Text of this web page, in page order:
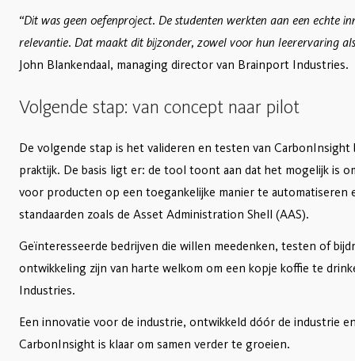
“Dit was geen oefenproject. De studenten werkten aan een echte
relevantie. Dat maakt dit bijzonder, zowel voor hun leerervaring
John Blankendaal, managing director van Brainport Industries.
Volgende stap: van concept naar pilot
De volgende stap is het valideren en testen van CarbonInsight
praktijk. De basis ligt er: de tool toont aan dat het mogelijk is
voor producten op een toegankelijke manier te automatiseren
standaarden zoals de Asset Administration Shell (AAS).
Geïnteresseerde bedrijven die willen meedenken, testen of
ontwikkeling zijn van harte welkom om een kopje koffie te
Industries.
Een innovatie voor de industrie, ontwikkeld dóór de industrie
CarbonInsight is klaar om samen verder te groeien.